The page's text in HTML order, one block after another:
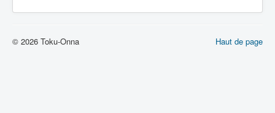
Chronologie Haut de page
© 2026 Toku-Onna